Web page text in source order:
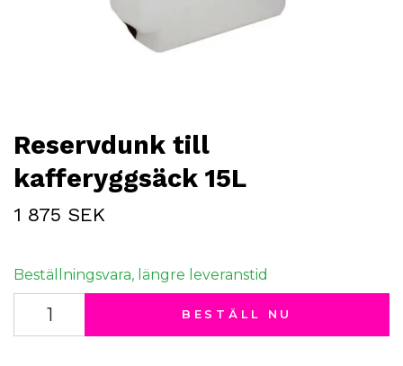
Reservdunk till
kafferyggsäck 15L
1 875 SEK
Beställningsvara, längre leveranstid
BESTÄLL NU